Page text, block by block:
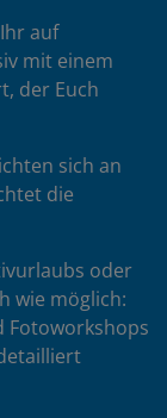
auf
mit einem
der Euch
sich an
die
oder
wie möglich:
Fotoworkshops